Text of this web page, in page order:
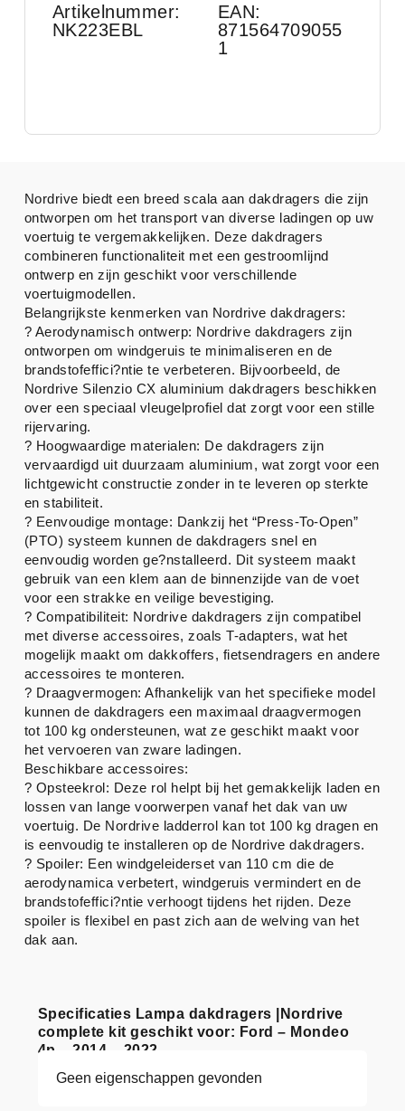
Artikelnummer:
NK223EBL
EAN:
871564709055
1
Specificaties Lampa dakdragers |Nordrive
complete kit geschikt voor: Ford – Mondeo
4p – 2014 – 2022
Geen eigenschappen gevonden
Nordrive biedt een breed scala aan dakdragers die zijn
ontworpen om het transport van diverse ladingen op uw
voertuig te vergemakkelijken. Deze dakdragers
combineren functionaliteit met een gestroomlijnd
ontwerp en zijn geschikt voor verschillende
voertuigmodellen.
Belangrijkste kenmerken van Nordrive dakdragers:
? Aerodynamisch ontwerp: Nordrive dakdragers zijn
ontworpen om windgeruis te minimaliseren en de
brandstofeffici?ntie te verbeteren. Bijvoorbeeld, de
Nordrive Silenzio CX aluminium dakdragers beschikken
over een speciaal vleugelprofiel dat zorgt voor een stille
rijervaring.
? Hoogwaardige materialen: De dakdragers zijn
vervaardigd uit duurzaam aluminium, wat zorgt voor een
lichtgewicht constructie zonder in te leveren op sterkte
en stabiliteit.
? Eenvoudige montage: Dankzij het “Press-To-Open”
(PTO) systeem kunnen de dakdragers snel en
eenvoudig worden ge?nstalleerd. Dit systeem maakt
gebruik van een klem aan de binnenzijde van de voet
voor een strakke en veilige bevestiging.
? Compatibiliteit: Nordrive dakdragers zijn compatibel
met diverse accessoires, zoals T-adapters, wat het
mogelijk maakt om dakkoffers, fietsendragers en andere
accessoires te monteren.
? Draagvermogen: Afhankelijk van het specifieke model
kunnen de dakdragers een maximaal draagvermogen
tot 100 kg ondersteunen, wat ze geschikt maakt voor
het vervoeren van zware ladingen.
Beschikbare accessoires:
? Opsteekrol: Deze rol helpt bij het gemakkelijk laden en
lossen van lange voorwerpen vanaf het dak van uw
voertuig. De Nordrive ladderrol kan tot 100 kg dragen en
is eenvoudig te installeren op de Nordrive dakdragers.
? Spoiler: Een windgeleiderset van 110 cm die de
aerodynamica verbetert, windgeruis vermindert en de
brandstofeffici?ntie verhoogt tijdens het rijden. Deze
spoiler is flexibel en past zich aan de welving van het
dak aan.